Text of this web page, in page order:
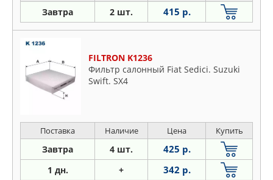
Завтра 2 шт. 415 р.
FILTRON K1236
Фильтр салонный Fiat Sedici. Suzuki
Swift. SX4
Поставка Наличие Цена Купить
Завтра 4 шт. 425 р.
1 дн. + 342 р.